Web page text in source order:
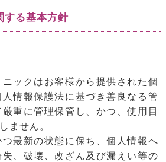
する基本方針
ックはお客様から提供された個
情報保護法に基づき善良なる管
重に管理保管し、かつ、使用目
ません。
最新の状態に保ち、個人情報へ
、破壊、改ざん及び漏えい等の